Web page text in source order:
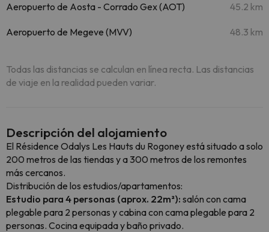
Aeropuerto de Aosta - Corrado Gex (AOT) 45.2 km
Aeropuerto de Megeve (MVV) 48.3 km
Todas las distancias se calculan en línea recta. Las distancias
de viaje en la realidad pueden variar.
Descripción del alojamiento
El Résidence Odalys Les Hauts du Rogoney está situado a solo
200 metros de las tiendas y a 300 metros de los remontes
más cercanos.
Distribución de los estudios/apartamentos:
Estudio para 4 personas (aprox. 22m²): salón con cama
plegable para 2 personas y cabina con cama plegable para 2
personas. Cocina equipada y baño privado.